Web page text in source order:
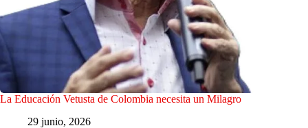
La Educación Vetusta de Colombia necesita un Milagro
29 junio, 2026